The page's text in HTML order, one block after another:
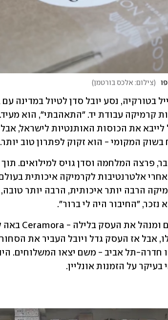
(צילום: אלכס בורטמן)
המקומי - הוא זקוק לפתרון טוב יותר.
"החיבור היה לי ברור".